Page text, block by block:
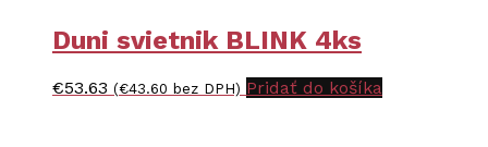
Duni svietnik BLINK 4ks
€53.63 (€43.60 bez DPH) Pridať do košíka